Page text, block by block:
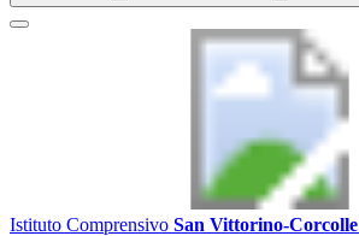
Istituto Comprensivo San Vittorino-Corcolle